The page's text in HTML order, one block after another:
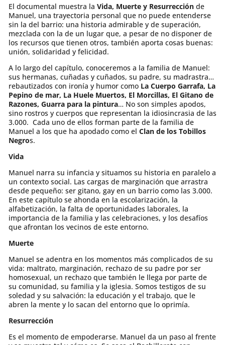
El documental muestra la Vida, Muerte y Resurrección de
Manuel, una trayectoria personal que no puede entenderse
sin la del barrio: una historia admirable y de superación,
mezclada con la de un lugar que, a pesar de no disponer de
los recursos que tienen otros, también aporta cosas buenas:
unión, solidaridad y felicidad.
A lo largo del capítulo, conoceremos a la familia de Manuel:
sus hermanas, cuñadas y cuñados, su padre, su madrastra…
rebautizados con ironía y humor como La Cuerpo Garrafa, La
Pepino de mar, La Huele Muertos, El Morcillas, El Gitano de
Razones, Guarra para la pintura… No son simples apodos,
sino rostros y cuerpos que representan la idiosincrasia de las
3.000. Cada uno de ellos forman parte de la familia de
Manuel a los que ha apodado como el Clan de los Tobillos
Negros.
Vida
Manuel narra su infancia y situamos su historia en paralelo a
un contexto social. Las cargas de marginación que arrastra
desde pequeño: ser gitano, gay en un barrio como las 3.000.
En este capítulo se ahonda en la escolarización, la
alfabetización, la falta de oportunidades laborales, la
importancia de la familia y las celebraciones, y los desafíos
que afrontan los vecinos de este entorno.
Muerte
Manuel se adentra en los momentos más complicados de su
vida: maltrato, marginación, rechazo de su padre por ser
homosexual, un rechazo que también le llega por parte de
su comunidad, su familia y la iglesia. Somos testigos de su
soledad y su salvación: la educación y el trabajo, que le
abren la mente y lo sacan del entorno que lo oprimía.
Resurrección
Es el momento de empoderarse. Manuel da un paso al frente